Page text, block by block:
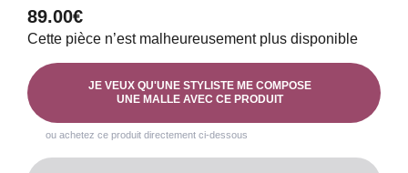
89.00€
Cette pièce n’est malheureusement plus disponible
JE VEUX QU'UNE STYLISTE ME COMPOSE
UNE MALLE AVEC CE PRODUIT
ou achetez ce produit directement ci-dessous